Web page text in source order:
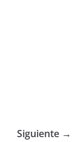
Siguiente →